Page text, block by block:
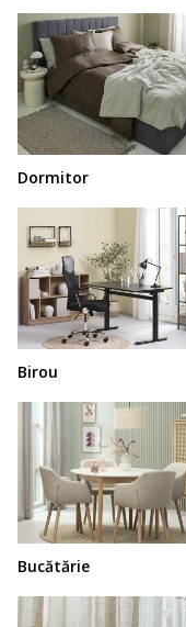
Dormitor
Birou
Bucătărie